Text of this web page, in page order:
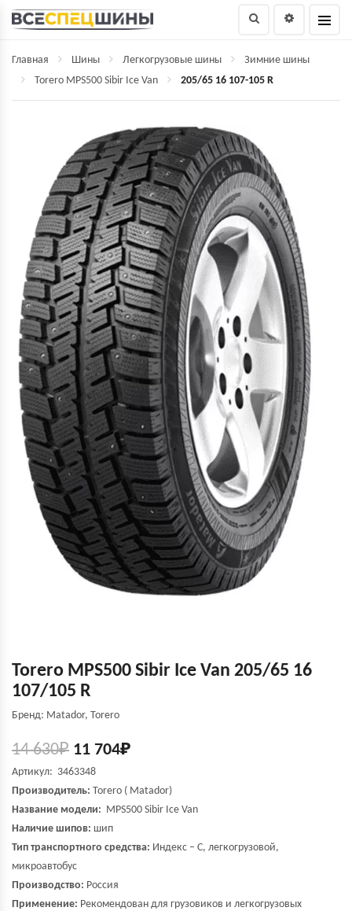
Главная Шины Легкогрузовые шины
Зимние шины
Torero MPS500 Sibir Ice Van
205/65 16 107-105 R
Torero MPS500 Sibir Ice Van 205/65 16
107/105 R
Бренд: Matador, Torero
14 630₽ 11 704₽
Артикул: 3463348
Производитель: Torero ( Matador)
Название модели: MPS500 Sibir Ice Van
Наличие шипов: шип
Тип транспортного средства: Индекс – С, легкогрузовой,
микроавтобус
Производство: Россия
Применение: Рекомендован для грузовиков и легкогрузовых